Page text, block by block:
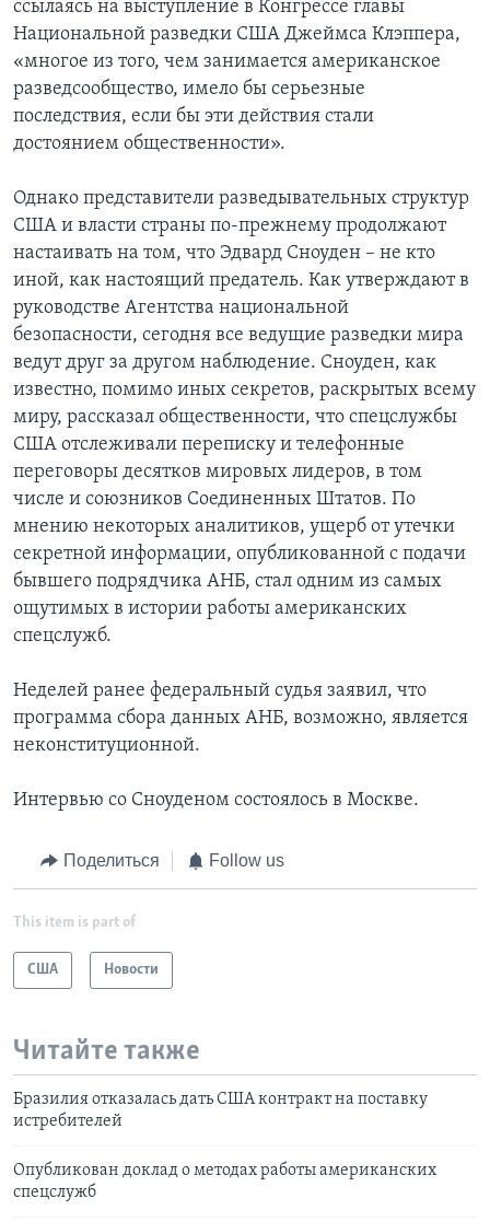
ссылаясь на выступление в Конгрессе главы
Национальной разведки США Джеймса Клэппера,
«многое из того, чем занимается американское
разведсообщество, имело бы серьезные
последствия, если бы эти действия стали
достоянием общественности».
Однако представители разведывательных структур
США и власти страны по-прежнему продолжают
настаивать на том, что Эдвард Сноуден – не кто
иной, как настоящий предатель. Как утверждают в
руководстве Агентства национальной
безопасности, сегодня все ведущие разведки мира
ведут друг за другом наблюдение. Сноуден, как
известно, помимо иных секретов, раскрытых всему
миру, рассказал общественности, что спецслужбы
США отслеживали переписку и телефонные
переговоры десятков мировых лидеров, в том
числе и союзников Соединенных Штатов. По
мнению некоторых аналитиков, ущерб от утечки
секретной информации, опубликованной с подачи
бывшего подрядчика АНБ, стал одним из самых
ощутимых в истории работы американских
спецслужб.
Неделей ранее федеральный судья заявил, что
программа сбора данных АНБ, возможно, является
неконституционной.
Интервью со Сноуденом состоялось в Москве.
Поделиться Follow us
This item is part of
США Новости
Читайте также
Бразилия отказалась дать США контракт на поставку
истребителей
Опубликован доклад о методах работы американских
спецслужб